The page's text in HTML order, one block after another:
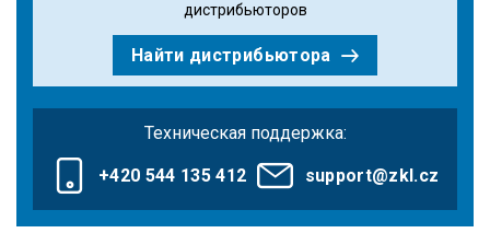
дистрибьюторов
Найти дистрибьютора
Техническая поддержка:
+420 544 135 412 support@zkl.cz